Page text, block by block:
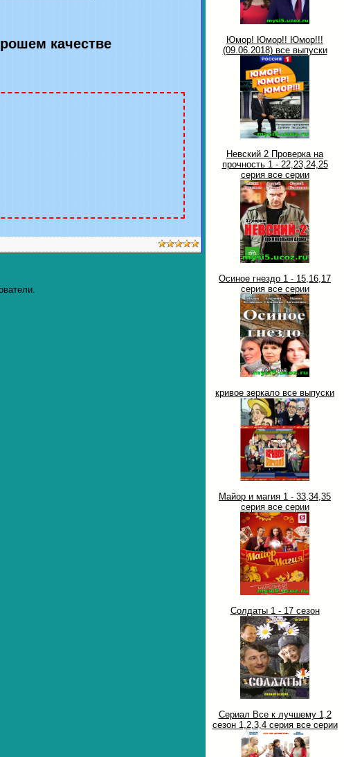
качестве
Юмор! Юмор!! Юмор!!!
(09.06.2018) все выпуски
Невский 2 Проверка на
прочность 1 - 22,23,24,25
серия все серии
Осиное гнездо 1 - 15,16,17
серия все серии
кривое зеркало все выпуски
Майор и магия 1 - 33,34,35
серия все серии
Солдаты 1 - 17 сезон
Сериал Все к лучшему 1,2
сезон 1,2,3,4 серия все серии